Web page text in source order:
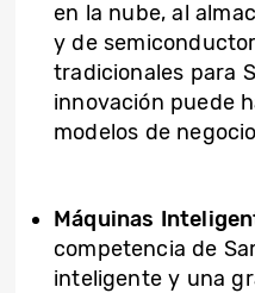
en la nube, al
y de
tradicionales para
innovación puede
modelos de
Máquinas
competencia de
inteligente y una